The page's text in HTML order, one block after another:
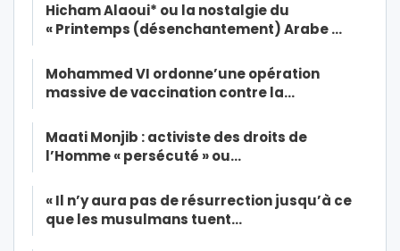
Hicham Alaoui* ou la nostalgie du
« Printemps (désenchantement) Arabe …
Mohammed VI ordonne’une opération
massive de vaccination contre la…
Maati Monjib : activiste des droits de
l’Homme « persécuté » ou…
« Il n’y aura pas de résurrection jusqu’à ce
que les musulmans tuent…